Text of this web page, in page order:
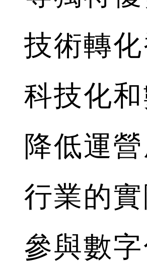
技術轉
科技化
降低運
行業的
參與數